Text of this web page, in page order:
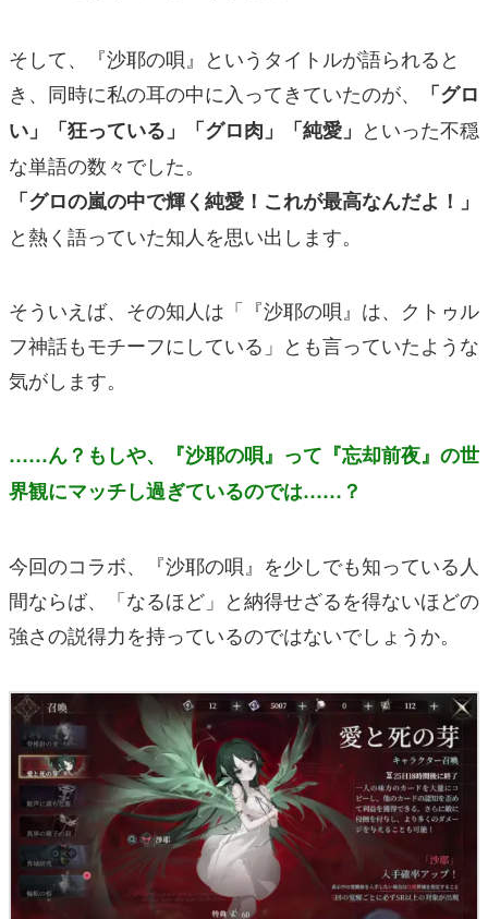
そして、『沙耶の唄』というタイトルが語られると
き、同時に私の耳の中に入ってきていたのが、
「グロ
い」「狂っている」「グロ肉」「純愛」 といった不穏
な単語の数々でした。
「グロの嵐の中で輝く純愛！これが最高なんだよ！」
と熱く語っていた知人を思い出します。
そういえば、その知人は「『沙耶の唄』は、クトゥル
フ神話もモチーフにしている」とも言っていたような
気がします。
……ん？もしや、『沙耶の唄』って『忘却前夜』の世
界観にマッチし過ぎているのでは……？
今回のコラボ、『沙耶の唄』を少しでも知っている人
間ならば、「なるほど」と納得せざるを得ないほどの
強さの説得力を持っているのではないでしょうか。